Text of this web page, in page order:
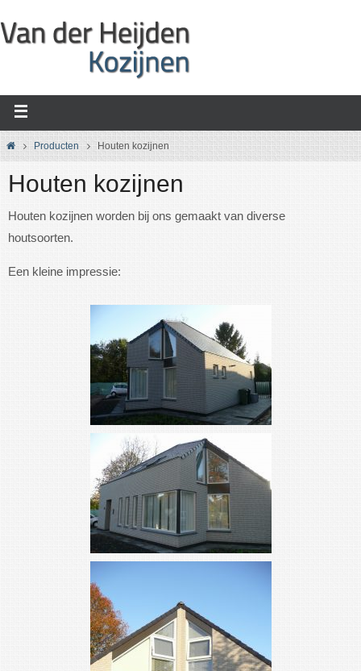
naar
HomeProducten Houten kozijnen
Houten kozijnen
Houten kozijnen worden bij ons gemaakt van diverse
houtsoorten.
Een kleine impressie: